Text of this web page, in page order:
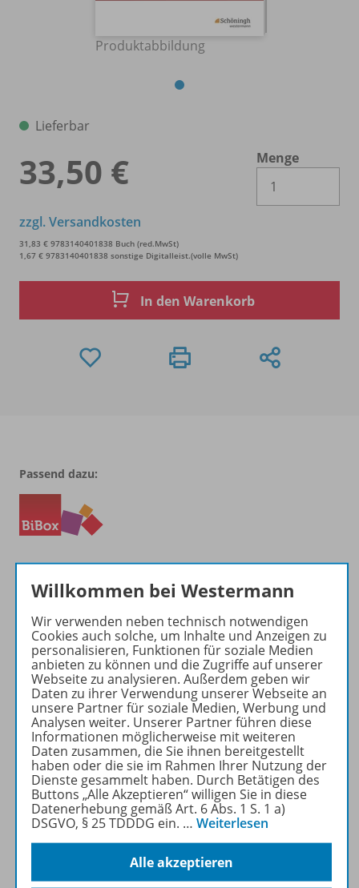
Produktabbildung
Lieferbar
33,50 €
Menge
zzgl. Versandkosten
31,83 € 9783140401838 Buch (red.MwSt)
1,67 € 9783140401838 sonstige Digitalleist.(volle MwSt)
In den Warenkorb
Passend dazu:
Produktinformationen
Zugehörige Produkte
Inhaltsverzeichnis
Planungshilfen
Willkommen bei Westermann
Wir verwenden neben technisch notwendigen
Cookies auch solche, um Inhalte und Anzeigen zu
personalisieren, Funktionen für soziale Medien
anbieten zu können und die Zugriffe auf unserer
Webseite zu analysieren. Außerdem geben wir
Daten zu ihrer Verwendung unserer Webseite an
unsere Partner für soziale Medien, Werbung und
Analysen weiter. Unserer Partner führen diese
Informationen möglicherweise mit weiteren
Daten zusammen, die Sie ihnen bereitgestellt
haben oder die sie im Rahmen Ihrer Nutzung der
Dienste gesammelt haben. Durch Betätigen des
Buttons „Alle Akzeptieren“ willigen Sie in diese
Datenerhebung gemäß Art. 6 Abs. 1 S. 1 a)
DSGVO, § 25 TDDDG ein. … Weiterlesen
Alle akzeptieren